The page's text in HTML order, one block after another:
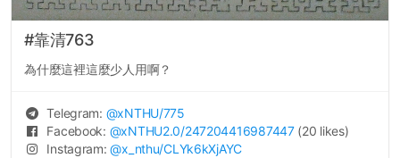
#靠清763
為什麼這裡這麼少人用啊？
Telegram: @xNTHU/775
Facebook: @xNTHU2.0/247204416987447 (20 likes)
Instagram:@x_nthu/CLYk6kXjAYC